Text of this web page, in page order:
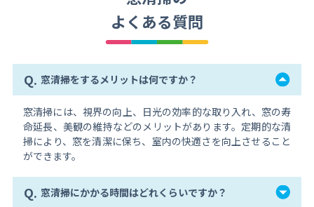
よくある質問
Q. 窓清掃をするメリットは何ですか？
窓清掃には、視界の向上、日光の効率的な取り入れ、窓の寿
命延長、美観の維持などのメリットがあります。定期的な清
掃により、窓を清潔に保ち、室内の快適さを向上させること
ができます。
Q. 窓清掃にかかる時間はどれくらいですか？